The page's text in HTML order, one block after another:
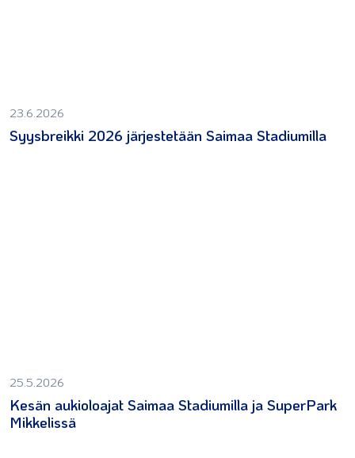
23.6.2026
Syysbreikki 2026 järjestetään Saimaa Stadiumilla
25.5.2026
Kesän aukioloajat Saimaa Stadiumilla ja SuperPark
Mikkelissä